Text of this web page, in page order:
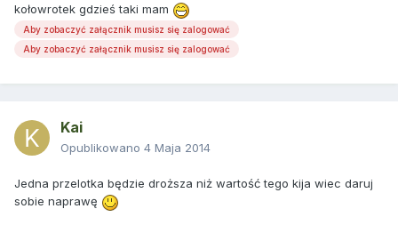
kołowrotek gdzieś taki mam
Aby zobaczyć załącznik musisz się zalogować
Aby zobaczyć załącznik musisz się zalogować
Kai
Opublikowano 4 Maja 2014
Jedna przelotka będzie droższa niż wartość tego kija wiec daruj
sobie naprawę